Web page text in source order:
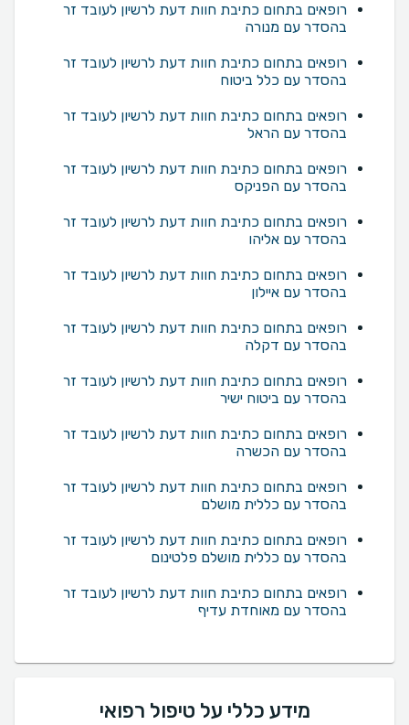
רופאים בתחום כתיבת חוות דעת לרשיון לעובד זר
בהסדר עם מנורה
רופאים בתחום כתיבת חוות דעת לרשיון לעובד זר
בהסדר עם כלל ביטוח
רופאים בתחום כתיבת חוות דעת לרשיון לעובד זר
בהסדר עם הראל
רופאים בתחום כתיבת חוות דעת לרשיון לעובד זר
בהסדר עם הפניקס
רופאים בתחום כתיבת חוות דעת לרשיון לעובד זר
בהסדר עם אליהו
רופאים בתחום כתיבת חוות דעת לרשיון לעובד זר
בהסדר עם איילון
רופאים בתחום כתיבת חוות דעת לרשיון לעובד זר
בהסדר עם דקלה
רופאים בתחום כתיבת חוות דעת לרשיון לעובד זר
בהסדר עם ביטוח ישיר
רופאים בתחום כתיבת חוות דעת לרשיון לעובד זר
בהסדר עם הכשרה
רופאים בתחום כתיבת חוות דעת לרשיון לעובד זר
בהסדר עם כללית מושלם
רופאים בתחום כתיבת חוות דעת לרשיון לעובד זר
בהסדר עם כללית מושלם פלטינום
רופאים בתחום כתיבת חוות דעת לרשיון לעובד זר
בהסדר עם מאוחדת עדיף
מידע כללי על טיפול רפואי